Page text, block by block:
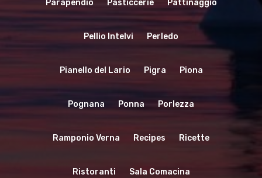
Parapendio Pasticcerie Pattinaggio
Pellio Intelvi Perledo
Pianello del Lario Pigra Piona
Pognana Ponna Porlezza
Ramponio Verna Recipes Ricette
Ristoranti Sala Comacina